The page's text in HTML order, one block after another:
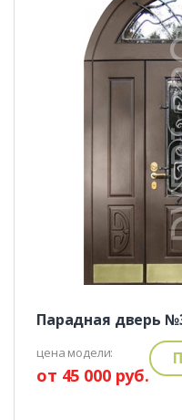
Парадная дверь
цена модели:
от 45 000 руб.